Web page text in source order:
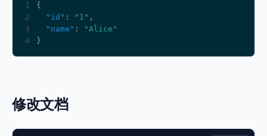
1
2
"id" : "1"
3
"name" :
"Alice"
4
修改文档